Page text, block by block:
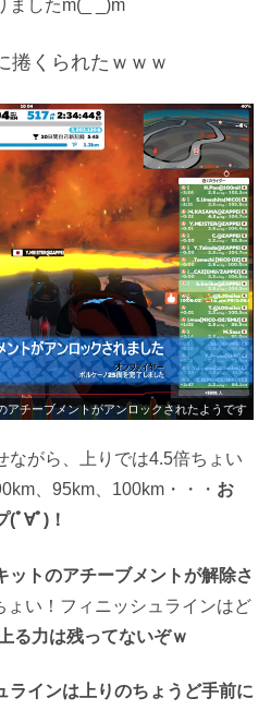
ましたm(_ _)m
捲くられたｗｗｗ
アチーブメントがアンロックされたようです
ながら、上りでは4.5倍ちょい
、95km、100km・・・ お
(ﾟ∀ﾟ)！
ットのアチーブメントが解除さ
ょい！フィニッシュラインはど
る力は残ってないぞｗ
ラインは上りのちょうど手前に